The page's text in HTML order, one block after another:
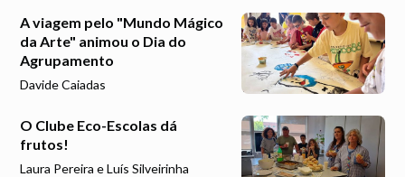
A viagem pelo "Mundo Mágico
da Arte" animou o Dia do
Agrupamento
Davide Caiadas
O Clube Eco-Escolas dá
frutos!
Laura Pereira e Luís Silveirinha